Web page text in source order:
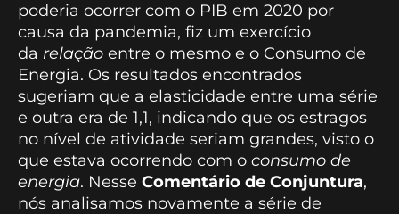
poderia ocorrer com o PIB em 2020 por
causa da pandemia, fiz um exercício
da relação entre o mesmo e o Consumo de
Energia. Os resultados encontrados
sugeriam que a elasticidade entre uma série
e outra era de 1,1, indicando que os estragos
no nível de atividade seriam grandes, visto o
que estava ocorrendo com o consumo de
energia. Nesse Comentário de Conjuntura,
nós analisamos novamente a série de